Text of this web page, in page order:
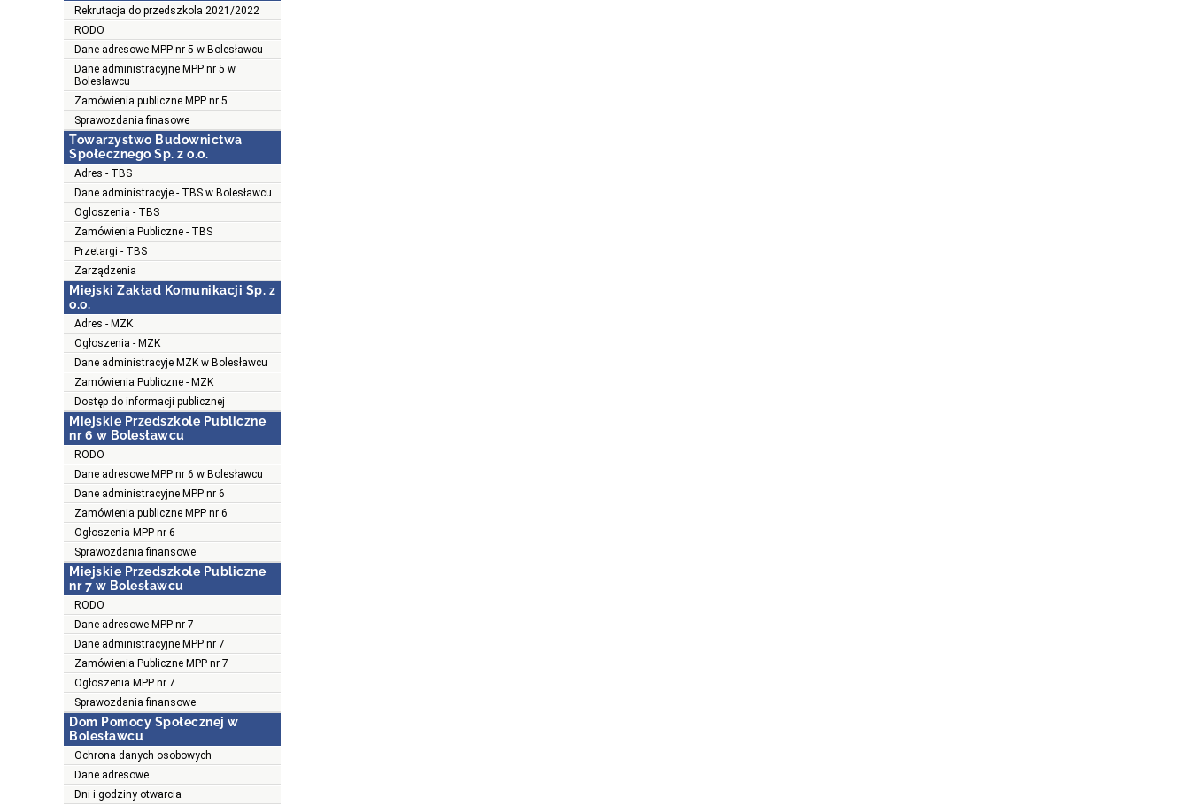
Rekrutacja do przedszkola 2021/2022
RODO
Dane adresowe MPP nr 5 w Bolesławcu
Dane administracyjne MPP nr 5 w
Bolesławcu
Zamówienia publiczne MPP nr 5
Sprawozdania finasowe
Towarzystwo Budownictwa
Społecznego Sp. z o.o.
Adres - TBS
Dane administracyje - TBS w Bolesławcu
Ogłoszenia - TBS
Zamówienia Publiczne - TBS
Przetargi - TBS
Zarządzenia
Miejski Zakład Komunikacji Sp. z
o.o.
Adres - MZK
Ogłoszenia - MZK
Dane administracyje MZK w Bolesławcu
Zamówienia Publiczne - MZK
Dostęp do informacji publicznej
Miejskie Przedszkole Publiczne
nr 6 w Bolesławcu
RODO
Dane adresowe MPP nr 6 w Bolesławcu
Dane administracyjne MPP nr 6
Zamówienia publiczne MPP nr 6
Ogłoszenia MPP nr 6
Sprawozdania finansowe
Miejskie Przedszkole Publiczne
nr 7 w Bolesławcu
RODO
Dane adresowe MPP nr 7
Dane administracyjne MPP nr 7
Zamówienia Publiczne MPP nr 7
Ogłoszenia MPP nr 7
Sprawozdania finansowe
Dom Pomocy Społecznej w
Bolesławcu
Ochrona danych osobowych
Dane adresowe
Dni i godziny otwarcia